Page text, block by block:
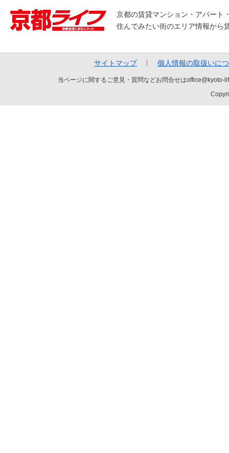
京都の賃貸マンション・アパート
住んでみたい街のエリア情報から
サイトマップ 個人情報の取扱いに
当ページに関するご意見・質問などお問合せは